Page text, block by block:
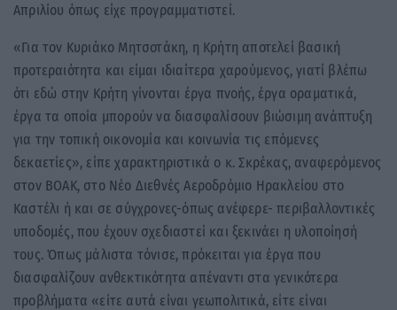
Απριλίου όπως είχε προγραμματιστεί.
«Για τον Κυριάκο Μητσοτάκη, η Κρήτη αποτελεί βασική
προτεραιότητα και είμαι ιδιαίτερα χαρούμενος, γιατί βλέπω
ότι εδώ στην Κρήτη γίνονται έργα πνοής, έργα οραματικά,
έργα τα οποία μπορούν να διασφαλίσουν βιώσιμη ανάπτυξη
για την τοπική οικονομία και κοινωνία τις επόμενες
δεκαετίες», είπε χαρακτηριστικά ο κ. Σκρέκας, αναφερόμενος
στον ΒΟΑΚ, στο Νέο Διεθνές Αεροδρόμιο Ηρακλείου στο
Καστέλι ή και σε σύγχρονες-όπως ανέφερε- περιβαλλοντικές
υποδομές, που έχουν σχεδιαστεί και ξεκινάει η υλοποίησή
τους. Όπως μάλιστα τόνισε, πρόκειται για έργα που
διασφαλίζουν ανθεκτικότητα απέναντι στα γενικότερα
προβλήματα «είτε αυτά είναι γεωπολιτικά, είτε είναι